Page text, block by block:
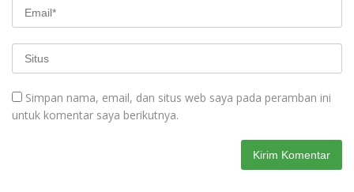
Simpan nama, email, dan situs web saya pada peramban ini
untuk komentar saya berikutnya.